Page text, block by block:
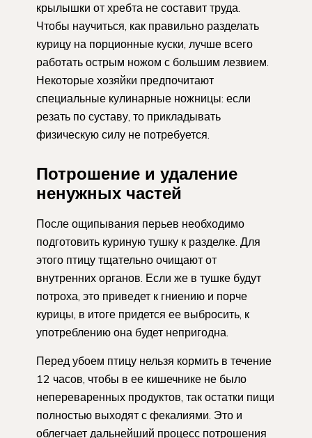
крылышки от хребта не составит труда.
Чтобы научиться, как правильно разделать
курицу на порционные куски, лучше всего
работать острым ножом с большим лезвием.
Некоторые хозяйки предпочитают
специальные кулинарные ножницы: если
резать по суставу, то прикладывать
физическую силу не потребуется.
Потрошение и удаление
ненужных частей
После ощипывания перьев необходимо
подготовить куриную тушку к разделке. Для
этого птицу тщательно очищают от
внутренних органов. Если же в тушке будут
потроха, это приведет к гниению и порче
курицы, в итоге придется ее выбросить, к
употреблению она будет непригодна.
Перед убоем птицу нельзя кормить в течение
12 часов, чтобы в ее кишечнике не было
непереваренных продуктов, так остатки пищи
полностью выходят с фекалиями. Это и
облегчает дальнейший процесс потрошения